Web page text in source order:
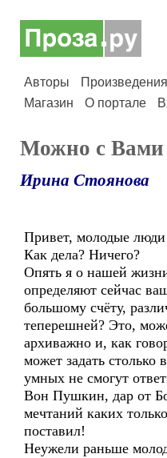
Авторы Произведения
Магазин
О портале
Можно с Вами
Ирина Стоянова
Привет, молодые
Как дела? Ничего?
Опять я о нашей
определяют сейчас
большому счёту,
теперешней? Это,
архиважно и, как
может задать столько
умных не смогут
Вон Пушкин, дар от
мечтаний каких
поставил!
Неужели раньше